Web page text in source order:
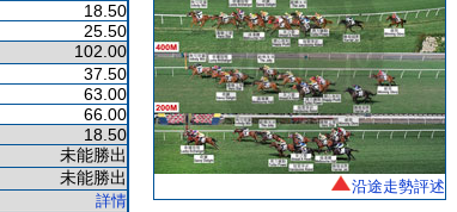
18.50
25.50
102.00
37.50
63.00
66.00
18.50
未能勝出
未能勝出
詳情
沿途走勢評述